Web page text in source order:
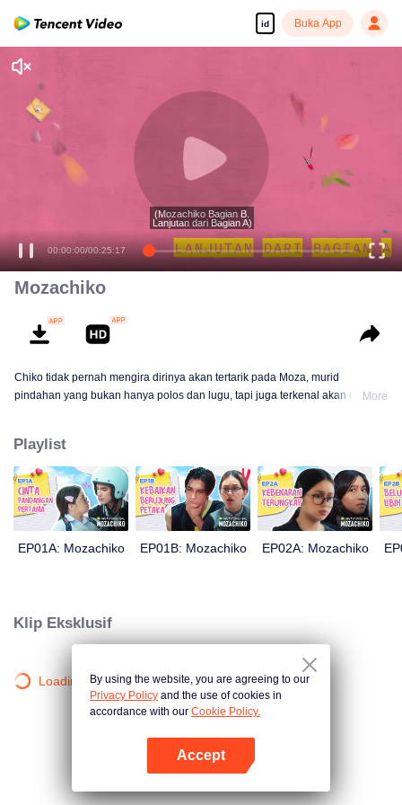
id Buka App
00:00:00/00:25:17
(Mozachiko Bagian B.
Lanjutan dari Bagian A)
Mozachiko
Chiko tidak pernah mengira dirinya akan tertarik pada Moza, murid
pindahan yang bukan hanya polos dan lugu, tapi juga terkenal akan ceplas-
membuahkan hasil yang tidak diduga oleh siapapun: kini Chiko yang balik
mengejar cinta Moza.
More
Playlist
EP01A: Mozachiko EP01B: Mozachiko EP02A: Mozachiko
Klip Eksklusif
Loading…By using the website, you are agreeing to our
Privacy Policy and the use of cookies in
accordance with our Cookie Policy.
Accept